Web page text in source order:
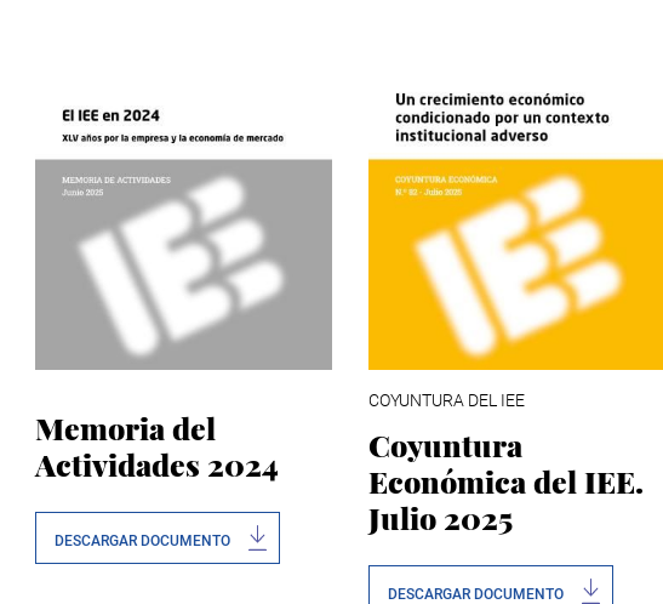
Memoria del
Actividades 2024
DESCARGAR DOCUMENTO
COYUNTURA DEL IEE
Coyuntura
Económica del IEE.
Julio 2025
DESCARGAR DOCUMENTO